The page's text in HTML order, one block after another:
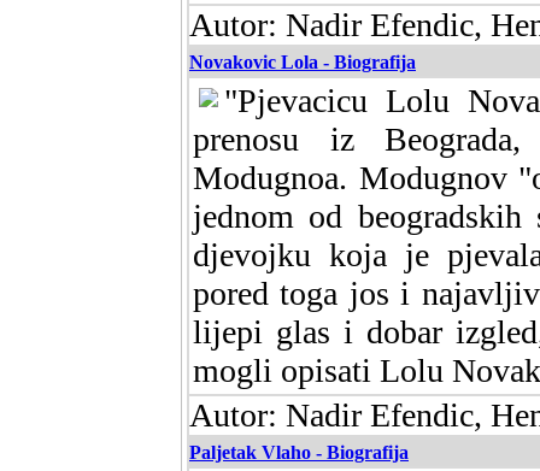
Autor: Nadir Efendic,
Novakovic Lola - Biografija
"Pjevacicu Lolu
prenosu iz
Modugnoa. Modugnov
jednom od
djevojku koja je
pored toga jos i
lijepi glas i dobar
mogli opisati Lolu
Autor: Nadir Efendic,
Paljetak Vlaho - Biografija